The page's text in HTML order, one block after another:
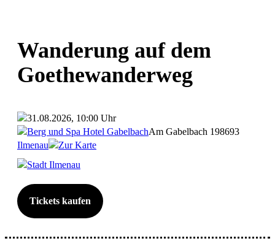
Wanderung auf dem
Goethewanderweg
31.08.2026, 10:00 Uhr
Berg und Spa Hotel GabelbachAm Gabelbach 198693
Ilmenau
Zur Karte
Stadt Ilmenau
Tickets kaufen